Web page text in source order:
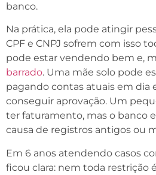
banco.
Na prática, ela pode atingir
CPF e CNPJ sofrem com isso
pode estar vendendo bem e,
barrado. Uma mãe solo pode
pagando contas atuais em dia
conseguir aprovação. Um
ter faturamento, mas o banco
causa de registros antigos ou
Em 6 anos atendendo casos
ficou clara: nem toda restrição